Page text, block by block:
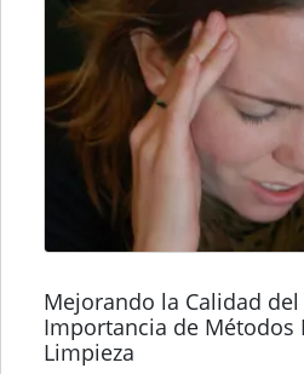
Mejorando la Calidad
Importancia de Métodos
Limpieza